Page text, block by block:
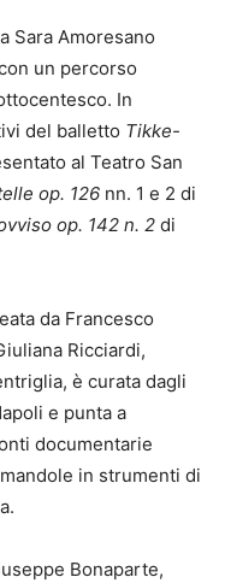
Sara Amoresano
un percorso
In
del balletto Tikke-
al Teatro San
op. 126 nn. 1 e 2 di
op. 142 n. 2 di
da Francesco
Ricciardi,
è curata dagli
e punta a
documentarie
in strumenti di
Bonaparte,